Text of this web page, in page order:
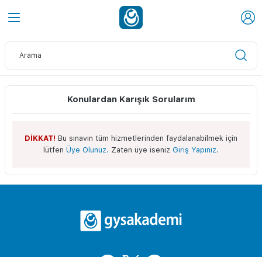
Konulardan Karışık Sorularım
DİKKAT! Bu sınavın tüm hizmetlerinden faydalanabilmek için
lütfen Üye Olunuz. Zaten üye iseniz Giriş Yapınız.